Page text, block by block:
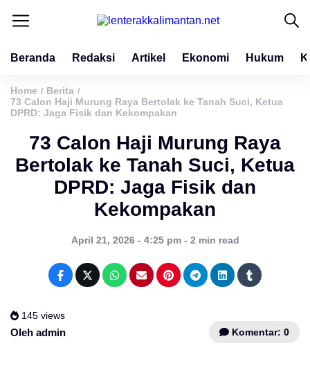
Beranda Redaksi Artikel Ekonomi Hukum
Home / Berita /
73 Calon Haji Murung Raya Bertolak ke Tanah Suci, Ketua
DPRD: Jaga Fisik dan Kekompakan
73 Calon Haji Murung Raya
Bertolak ke Tanah Suci, Ketua
DPRD: Jaga Fisik dan
Kekompakan
April 21, 2026 - 4:25 pm - 2 min read
145 views
Oleh admin Komentar: 0